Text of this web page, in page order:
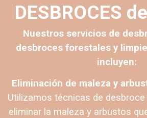
DESBROCES
Nuestros servicios de
desbroces forestales y
incluyen:
Eliminación de maleza y
Utilizamos técnicas de
eliminar la maleza y arbustos